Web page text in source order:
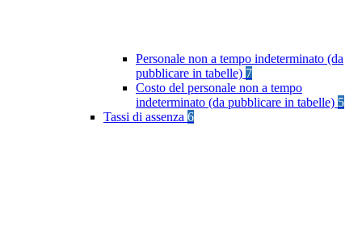
Personale non a tempo indeterminato (da
pubblicare in tabelle) 7
Costo del personale non a tempo
indeterminato (da pubblicare in tabelle) 5
Tassi di assenza 6